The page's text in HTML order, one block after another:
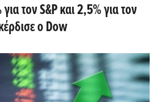
τον S&P και 2,5% για τον
ο Dow